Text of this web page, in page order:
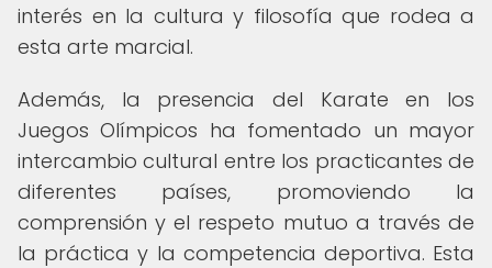
interés en la cultura y filosofía que rodea a
esta arte marcial.
Además, la presencia del Karate en los
Juegos Olímpicos ha fomentado un mayor
intercambio cultural entre los practicantes de
diferentes países, promoviendo la
comprensión y el respeto mutuo a través de
la práctica y la competencia deportiva. Esta